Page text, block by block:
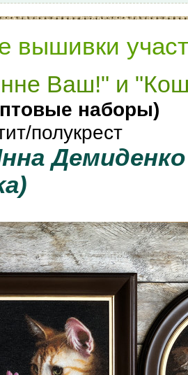
вышивки
Ваш!" и
наборы)
полукрест